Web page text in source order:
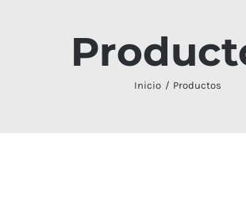
Inicio Productos